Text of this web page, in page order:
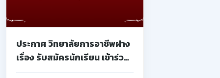
ประกาศ วิทยาลัยการอาชีพฝาง
เรื่อง รับสมัครนักเรียน เข้าร่วม